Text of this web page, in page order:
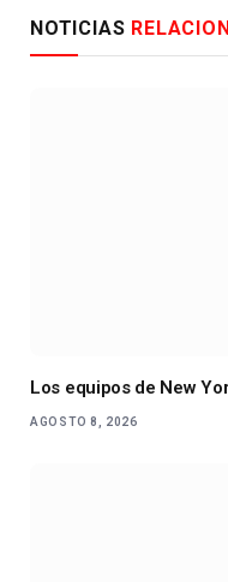
NOTICIAS
Los equipos de New
AGOSTO 8, 2026